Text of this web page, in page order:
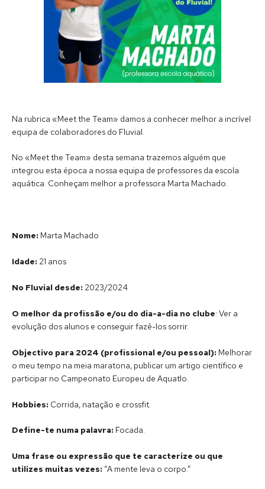
Na rubrica «Meet the Team» damos a conhecer melhor a incrível
equipa de colaboradores do Fluvial.
No «Meet the Team» desta semana trazemos alguém que
integrou esta época a nossa equipa de professores da escola
aquática. Conheçam melhor a professora Marta Machado.
Nome: Marta Machado
Idade: 21 anos
No Fluvial desde: 2023/2024
O melhor da profissão e/ou do dia-a-dia no clube: Ver a
evolução dos alunos e conseguir fazê-los sorrir.
Objectivo para 2024 (profissional e/ou pessoal): Melhorar
o meu tempo na meia maratona, publicar um artigo científico e
participar no Campeonato Europeu de Aquatlo.
Hobbies: Corrida, natação e crossfit.
Define-te numa palavra: Focada.
Uma frase ou expressão que te caracterize ou que
utilizes muitas vezes: “A mente leva o corpo.”